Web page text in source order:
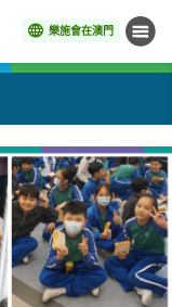
樂施會在澳門 目錄